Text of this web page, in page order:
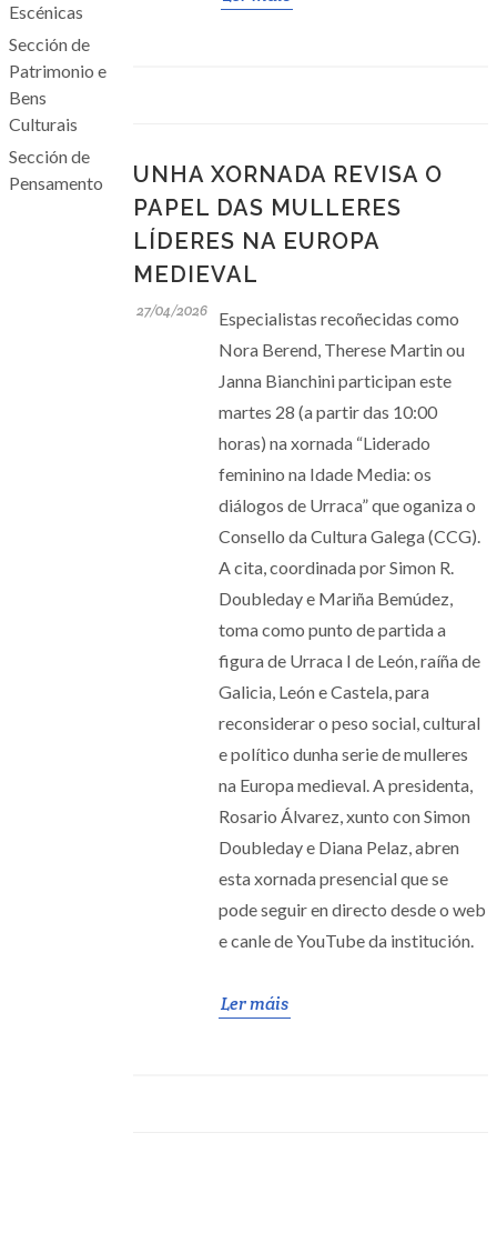
Escénicas
Sección de
Patrimonio e
Bens
Culturais
Sección de
Pensamento
UNHA XORNADA REVISA O
PAPEL DAS MULLERES
LÍDERES NA EUROPA
MEDIEVAL
27/04/2026
Especialistas recoñecidas como
Nora Berend, Therese Martin ou
Janna Bianchini participan este
martes 28 (a partir das 10:00
horas) na xornada “Liderado
feminino na Idade Media: os
diálogos de Urraca” que oganiza o
Consello da Cultura Galega (CCG).
A cita, coordinada por Simon R.
Doubleday e Mariña Bemúdez,
toma como punto de partida a
figura de Urraca I de León, raíña de
Galicia, León e Castela, para
reconsiderar o peso social, cultural
e político dunha serie de mulleres
na Europa medieval. A presidenta,
Rosario Álvarez, xunto con Simon
Doubleday e Diana Pelaz, abren
esta xornada presencial que se
pode seguir en directo desde o web
e canle de YouTube da institución.
Ler máis